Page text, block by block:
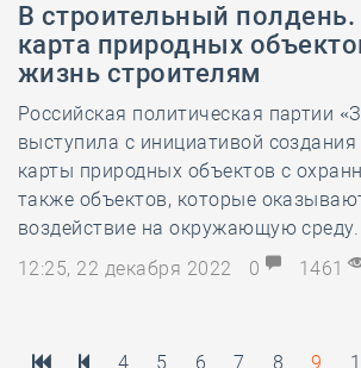
В строительный
карта природных
жизнь строителям
Российская политическая партии
выступила с инициативой
карты природных объектов с
также объектов, которые
воздействие на окружающую среду.
12:25, 22 декабря 2022
0 1461
4 5 6 7 8 9